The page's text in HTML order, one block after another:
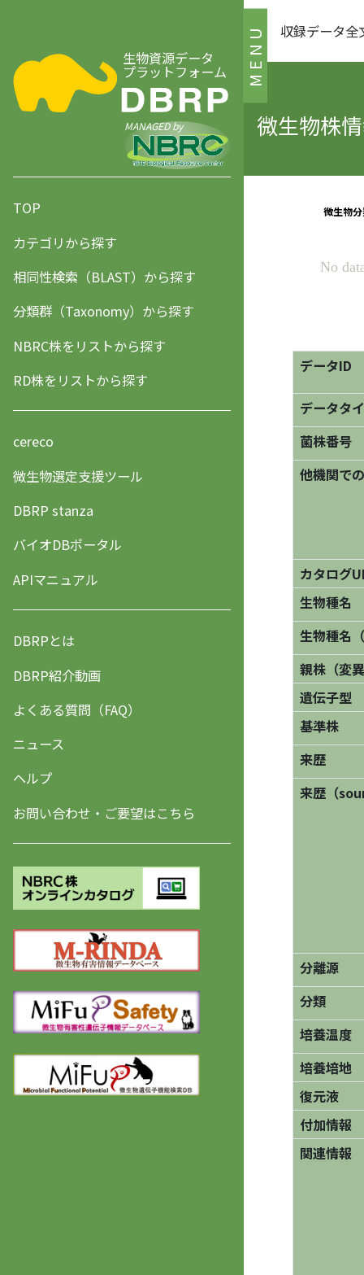
MENU
生物資源データ
プラットフォーム
MANAGED by
TOP
カテゴリから探す
相同性検索（BLAST）から探す
分類群（Taxonomy）から探す
NBRC株をリストから探す
RD株をリストから探す
cereco
微生物選定支援ツール
DBRP stanza
バイオDBポータル
APIマニュアル
DBRPとは
DBRP紹介動画
よくある質問（FAQ）
ニュース
ヘルプ
お問い合わせ・ご要望はこちら
収録データ全
微生物株
データID
データタ
菌株番号
他機関で
カタログ
生物種名
生物種名
親株（変
遺伝子型
基準株
来歴
来歴（
分離源
分類
培養温度
培養培地
復元液
付加情報
関連情報